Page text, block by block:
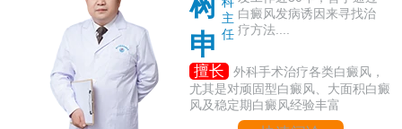
申
主
任
白癜风发病诱因来寻找治
疗方法....
擅长
外科手术治疗各类白癜风，
尤其是对顽固型白癜风、大面积白癜
风及稳定期白癜风经验丰富